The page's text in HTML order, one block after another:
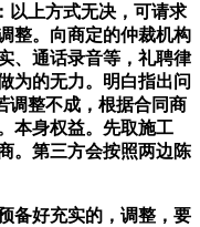
以上方式无决，可请求
整。向商定的仲裁机构
、通话录音等，礼聘律
为的无力。明白指出问
调整不成，根据合同商
本身权益。先取施工
。第三方会按照两边陈
好充实的，调整，要